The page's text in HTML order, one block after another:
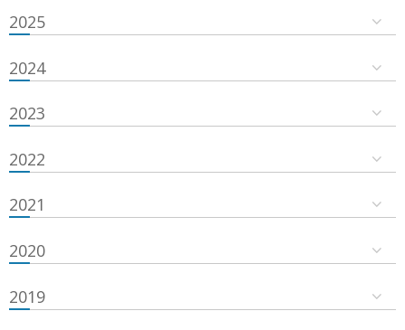
2025
2024
2023
2022
2021
2020
2019